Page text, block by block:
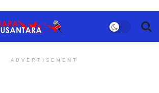
ADVERTISEMENT